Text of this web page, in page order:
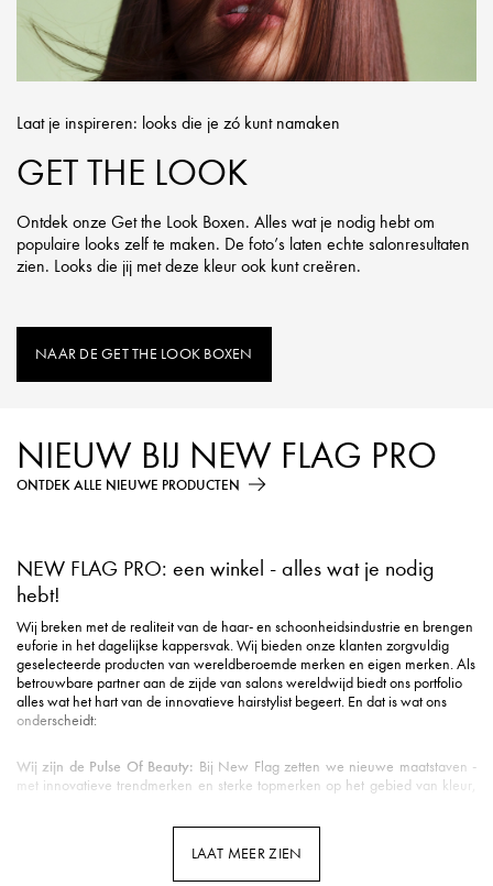
Laat je inspireren: looks die je zó kunt namaken
GET THE LOOK
Ontdek onze Get the Look Boxen. Alles wat je nodig hebt om
populaire looks zelf te maken. De foto’s laten echte salonresultaten
zien. Looks die jij met deze kleur ook kunt creëren.
NAAR DE GET THE LOOK BOXEN
NIEUW BIJ NEW FLAG PRO
ONTDEK ALLE NIEUWE PRODUCTEN
NEW FLAG PRO: een winkel - alles wat je nodig
hebt!
Wij breken met de realiteit van de haar- en schoonheidsindustrie en brengen
euforie in het dagelijkse kappersvak. Wij bieden onze klanten zorgvuldig
geselecteerde producten van wereldberoemde merken en eigen merken. Als
betrouwbare partner aan de zijde van salons wereldwijd biedt ons portfolio
alles wat het hart van de innovatieve hairstylist begeert. En dat is wat ons
onderscheidt:
Wij zijn de Pulse Of Beauty: Bij New Flag zetten we nieuwe maatstaven -
met innovatieve trendmerken en sterke topmerken op het gebied van kleur,
: Milieuvriendelijke verpakking is voor ons een eerste
: Uw pakket is gemiddeld binnen 3 werkdagen bij u binnen
LAAT MEER ZIEN